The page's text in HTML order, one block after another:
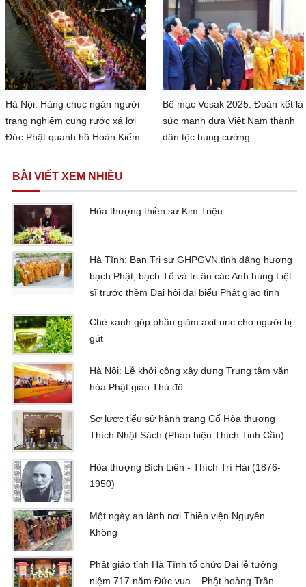
Hà Nội: Hàng chục ngàn người
trang nghiêm cung rước xá lợi
Đức Phật quanh hồ Hoàn Kiếm
Bế mạc Vesak 2025: Đoàn kết là
sức mạnh đưa Việt Nam thành
dân tộc hùng cường
BÀI VIẾT XEM NHIỀU
Hòa thượng thiền sư Kim Triệu
Hà Tĩnh: Ban Trị sự GHPGVN tỉnh dâng hương
bạch Phật, bạch Tổ và tri ân các Anh hùng Liệt
sĩ trước thềm Đại hội đại biểu Phật giáo tỉnh
Chè xanh góp phần giảm axit uric cho người bị
gút
Hà Nội: Lễ khởi công xây dựng Trung tâm văn
hóa Phật giáo Thủ đô
Sơ lược tiểu sử hành trạng Cố Hòa thượng
Thích Nhật Sách (Pháp hiệu Thích Tinh Cần)
Hòa thượng Bích Liên - Thích Trí Hải (1876-
1950)
Một ngày an lành nơi Thiền viện Nguyên
Không
Phật giáo tỉnh Hà Tĩnh tổ chức Đại lễ tưởng
niệm 717 năm Đức vua – Phật hoàng Trần